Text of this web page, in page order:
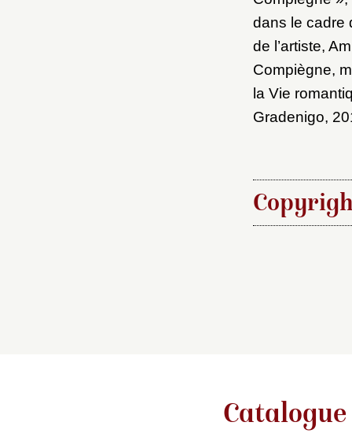
dans le cadre
de l’artiste,
Compiègne,
la Vie
Gradenigo,
https://